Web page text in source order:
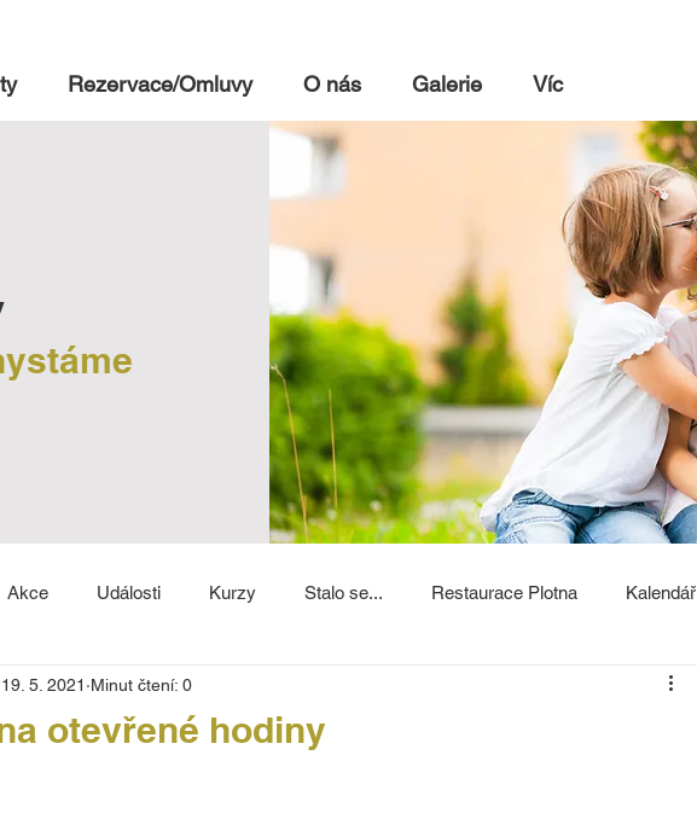
Rezervace/Omluvy O nás Galerie Víc
Akce Události Kurzy Stalo se... Restaurace Plotna Kalendář
otevřené hodiny
19. 5. 2021 Minut čtení: 0